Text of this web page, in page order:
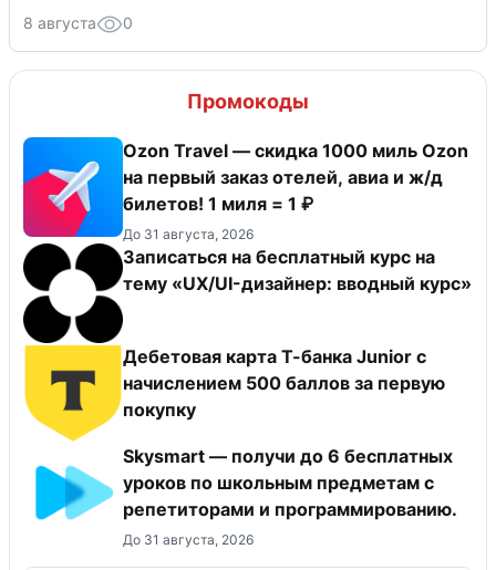
8 августа 0
Промокоды
Ozon Travel — скидка 1000 миль Ozon
на первый заказ отелей, авиа и ж/д
билетов! 1 миля = 1 ₽
До 31 августа, 2026
Записаться на бесплатный курс на
тему «UX/UI-дизайнер: вводный курс»
Дебетовая карта Т-банка Junior c
начислением 500 баллов за первую
покупку
Skysmart — получи до 6 бесплатных
уроков по школьным предметам с
репетиторами и программированию.
До 31 августа, 2026